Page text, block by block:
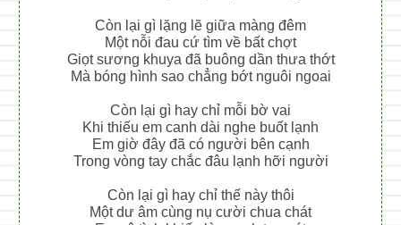
Còn lại gì lặng lẽ giữa màng đêm
Một nỗi đau cứ tìm về bất chợt
Giọt sương khuya đã buông dần thưa thớt
Mà bóng hình sao chẳng bớt nguôi ngoai
Còn lại gì hay chỉ mỗi bờ vai
Khi thiếu em canh dài nghe buốt lạnh
Em giờ đây đã có người bên cạnh
Trong vòng tay chắc đâu lạnh hỡi người
Còn lại gì hay chỉ thế này thôi
Một dư âm cùng nụ cười chua chát